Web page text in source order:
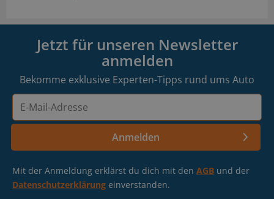
Jetzt für unseren Newsletter
anmelden
Bekomme exklusive Experten-Tipps rund ums Auto
Adresse
Anmelden
Mit der Anmeldung erklärst du dich mit den AGB und der
Datenschutzerklärung einverstanden.